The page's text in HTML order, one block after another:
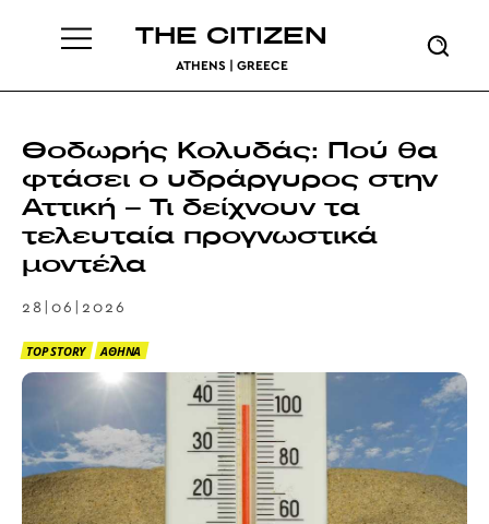
THE CITIZEN
ATHENS | GREECE
Θοδωρής Κολυδάς: Πού θα
φτάσει ο υδράργυρος στην
Αττική – Τι δείχνουν τα
τελευταία προγνωστικά
μοντέλα
28|06|2026
TOP STORY ΑΘΗΝΑ